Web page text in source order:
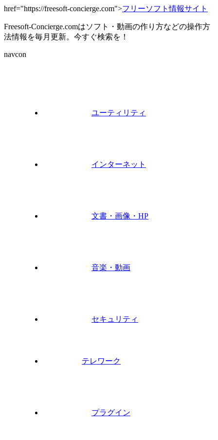
href="https://freesoft-concierge.com">フリーソフト情報サイト
Freesoft-Concierge.comはソフト・動画の作り方などの操作方
法情報を毎月更新。今すぐ検索を！
navcon
ユーティリティ
インターネット
文書・画像・HP
音楽・動画
セキュリティ
テレワーク
プラグイン